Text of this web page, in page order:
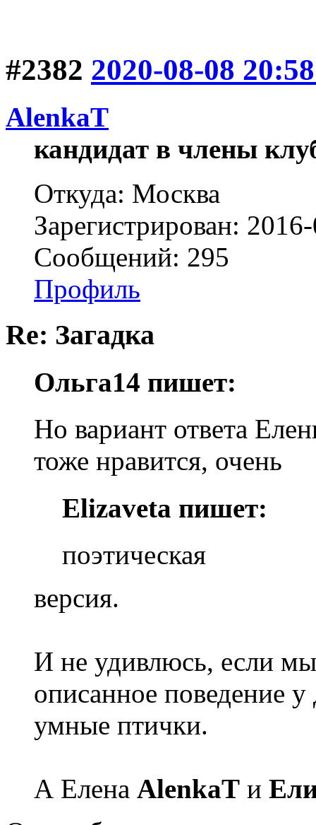
#2382 2020-08-08
AlenkaT
кандидат в члены
Откуда: Москва
Зарегистрирован:
Сообщений: 295
Профиль
Re: Загадка
Ольга14 пишет:
Но вариант ответа
тоже нравится, очень
Elizaveta пишет:
поэтическая
версия.
И не удивлюсь, если
описанное поведение
умные птички.
А Елена AlenkaT и